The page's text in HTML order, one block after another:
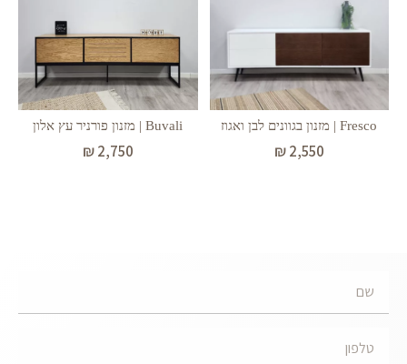
Fresco | מזנון בגוונים לבן ואגוז
₪2,550
Buvali | מזנון פורניר עץ אלון
₪2,750